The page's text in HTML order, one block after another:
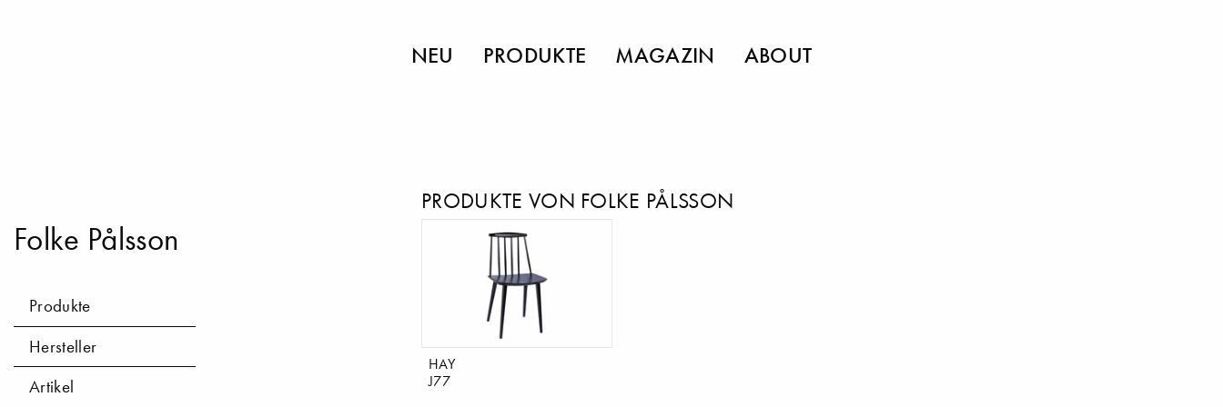
NEU PRODUKTE MAGAZIN ABOUT
Folke Pålsson
Produkte
Hersteller
Artikel
PRODUKTE VON FOLKE PÅLSSON
HAY
J77